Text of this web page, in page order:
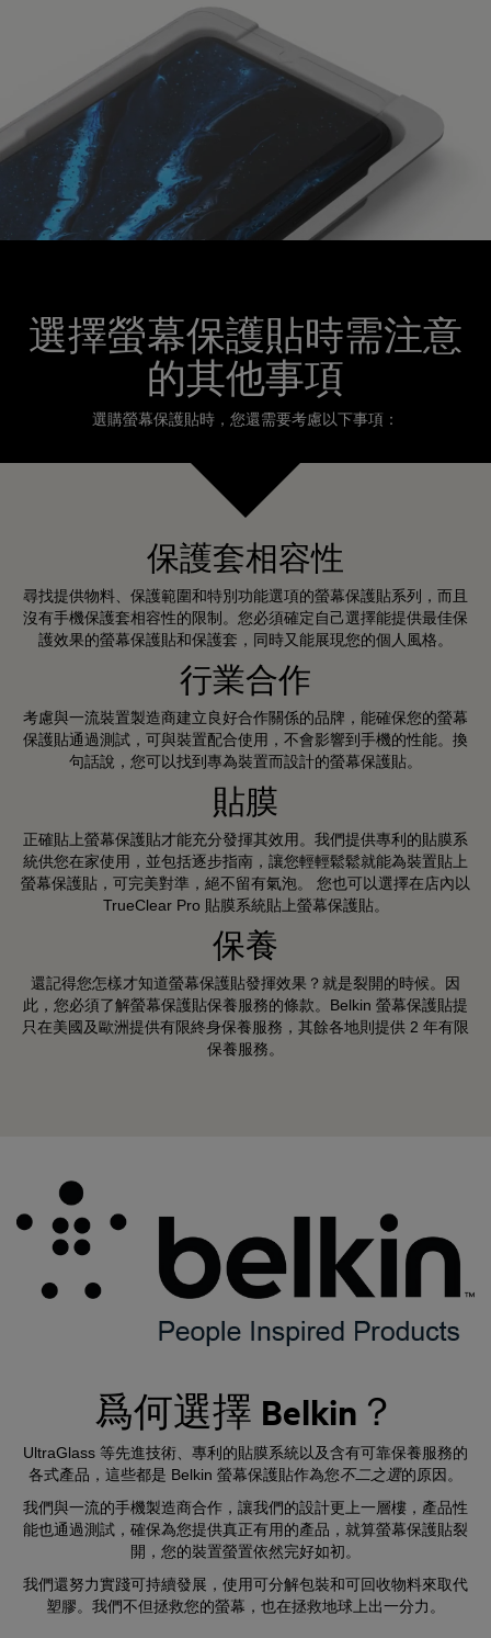
選擇螢幕保護貼時需注意
的其他事項
選購螢幕保護貼時，您還需要考慮以下事項：
保護套相容性
尋找提供物料、保護範圍和特別功能選項的螢幕保護貼系列，而且
沒有手機保護套相容性的限制。您必須確定自己選擇能提供最佳保
護效果的螢幕保護貼和保護套，同時又能展現您的個人風格。
行業合作
考慮與一流裝置製造商建立良好合作關係的品牌，能確保您的螢幕
保護貼通過測試，可與裝置配合使用，不會影響到手機的性能。換
句話說，您可以找到專為裝置而設計的螢幕保護貼。
貼膜
正確貼上螢幕保護貼才能充分發揮其效用。我們提供專利的貼膜系
統供您在家使用，並包括逐步指南，讓您輕輕鬆鬆就能為裝置貼上
螢幕保護貼，可完美對準，絕不留有氣泡。 您也可以選擇在店內以
TrueClear Pro 貼膜系統貼上螢幕保護貼。
保養
還記得您怎樣才知道螢幕保護貼發揮效果？就是裂開的時候。因
此，您必須了解螢幕保護貼保養服務的條款。Belkin 螢幕保護貼提
只在美國及歐洲提供有限終身保養服務，其餘各地則提供 2 年有限
保養服務。
爲何選擇 Belkin？
UltraGlass 等先進技術、專利的貼膜系統以及含有可靠保養服務的
各式產品，這些都是 Belkin 螢幕保護貼作為您不二之選的原因。
我們與一流的手機製造商合作，讓我們的設計更上一層樓，產品性
能也通過測試，確保為您提供真正有用的產品，就算螢幕保護貼裂
開，您的裝置螢置依然完好如初。
我們還努力實踐可持續發展，使用可分解包裝和可回收物料來取代
塑膠。我們不但拯救您的螢幕，也在拯救地球上出一分力。